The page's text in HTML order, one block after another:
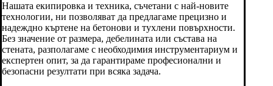
Нашата екипировка и техника, съчетани с най-новите
технологии, ни позволяват да предлагаме прецизно и
надеждно къртене на бетонови и тухлени повърхности.
Без значение от размера, дебелината или състава на
стената, разполагаме с необходимия инструментариум и
експертен опит, за да гарантираме професионални и
безопасни резултати при всяка задача.